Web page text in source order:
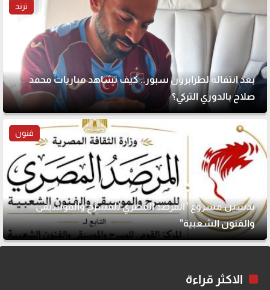
ترند
بعد انتقاله لطرابزون سبور.. كيف تشاهد مباريات محمد
صلاح بالدوري التركي؟
فنون
تدشين مشروع "المرصد المصري للمسرح والموسيقى
والفنون الشعبية"
الاكثر قراءة